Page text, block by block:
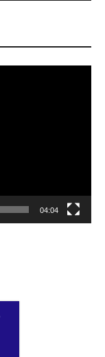
04:04